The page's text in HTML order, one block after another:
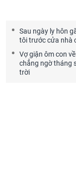
Sau ngày ly hôn
tôi trước cửa nhà
Vợ giận ôm con
chẳng ngờ tháng
trời